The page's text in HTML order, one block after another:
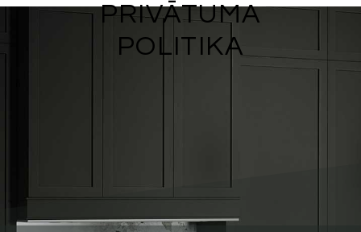
PRIVĀTUMA
POLITIKA